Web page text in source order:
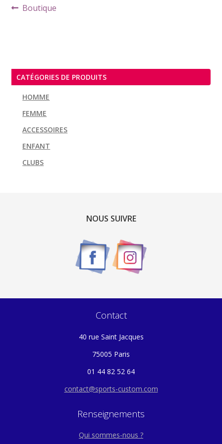
Navigation
Article
Boutique
CATÉGORIES DE PRODUITS
HOMME
FEMME
ACCESSOIRES
ENFANT
CLUBS
NOUS SUIVRE
Contact
40 rue Saint Jacques
75005 Paris
01 44 82 52 64
contact@sports-custom.com
Renseignements
Qui sommes-nous ?